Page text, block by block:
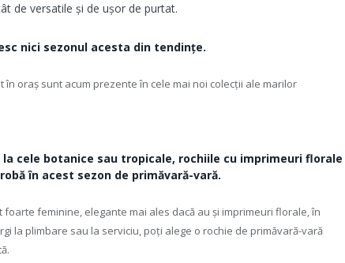
de versatile și de ușor de purtat.
nici sezonul acesta din tendințe.
oraș sunt acum prezente în cele mai noi colecții ale marilor
cele botanice sau tropicale, rochiile cu imprimeuri florale
în acest sezon de primăvară-vară.
feminine, elegante mai ales dacă au și imprimeuri florale, în
la plimbare sau la serviciu, poți alege o rochie de primăvară-vară